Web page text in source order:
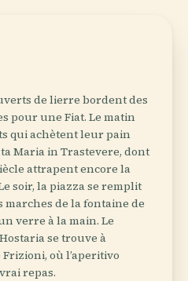
de lierre bordent des
pour une Fiat. Le matin
qui achètent leur pain
Maria in Trastevere, dont
attrapent encore la
soir, la piazza se remplit
marches de la fontaine de
verre à la main. Le
se trouve à
où l’aperitivo
repas.